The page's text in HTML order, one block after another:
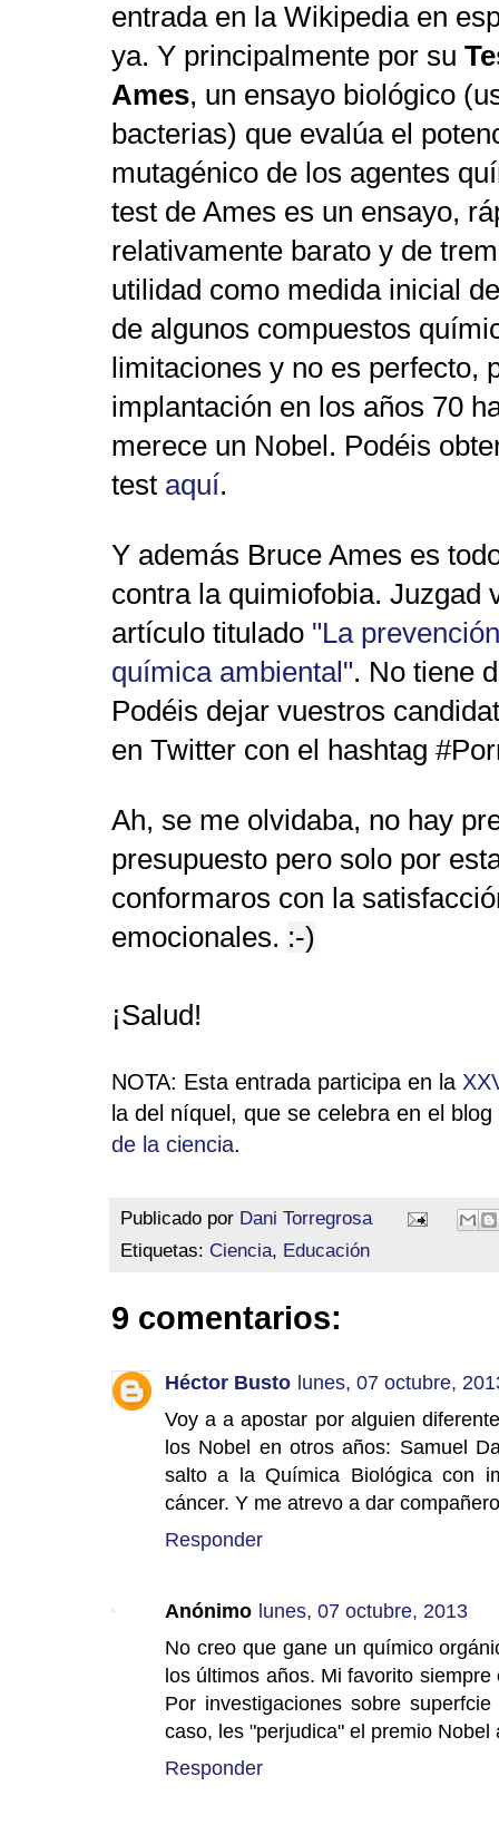
entrada en la Wikipedia en
ya. Y principalmente por su
Ames, un ensayo biológico
bacterias) que evalúa el
mutagénico de los agentes
test de Ames es un ensayo,
relativamente barato y de
utilidad como medida inicial
de algunos compuestos
limitaciones y no es perfecto,
implantación en los años 70
merece un Nobel. Podéis
test aquí.
Y además Bruce Ames es
contra la quimiofobia. Juzgad
artículo titulado "La
química ambiental". No tiene
Podéis dejar vuestros
en Twitter con el hashtag
Ah, se me olvidaba, no hay
presupuesto pero solo por
conformaros con la
emocionales. :-)
¡Salud!
NOTA: Esta entrada participa en la
la del níquel, que se celebra en el blog
de la ciencia.
Publicado por Dani Torregrosa
Etiquetas: Ciencia, Educación
9 comentarios:
Héctor Busto lunes, 07 octubre,
Voy a a apostar por alguien
los Nobel en otros años: Samuel
salto a la Química Biológica con
cáncer. Y me atrevo a dar
Responder
Anónimo lunes, 07 octubre, 2013
No creo que gane un químico
los últimos años. Mi favorito
Por investigaciones sobre
caso, les "perjudica" el premio
Responder